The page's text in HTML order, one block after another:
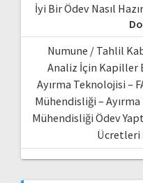
İyi Bir Ödev Nasıl
Numune / Tahlil
Analiz İçin Kapiller
Ayırma Teknolojisi –
Mühendisliği –
Mühendisliği Ödev
Ücretleri